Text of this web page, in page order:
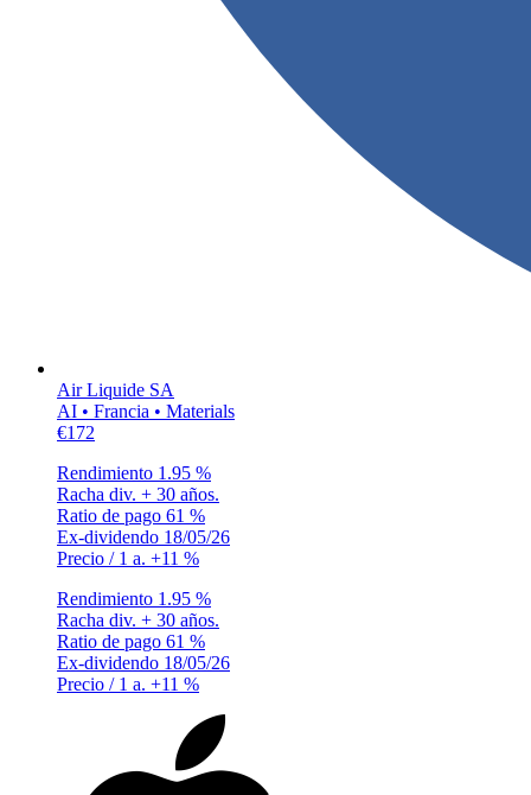
Air Liquide SA
AI • Francia • Materials
€172
Rendimiento 1.95 %
Racha div. + 30 años.
Ratio de pago 61 %
Ex-dividendo 18/05/26
Precio / 1 a. +11 %
Rendimiento 1.95 %
Racha div. + 30 años.
Ratio de pago 61 %
Ex-dividendo 18/05/26
Precio / 1 a. +11 %